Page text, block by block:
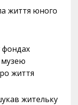
життя юного
фондах
музею
життя
жительку